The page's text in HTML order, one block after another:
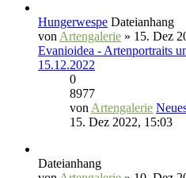
Hungerwespe Dateianhang
von Artengalerie » 15. Dez
Evanioidea - Artenportraits
15.12.2022
0
8977
von Artengalerie
15. Dez 2022, 15:03
Dateianhang